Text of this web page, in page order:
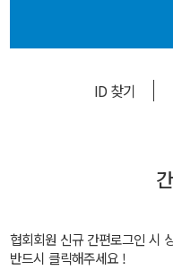
ID 찾기
협회회원 신규 간편로그인 시
반드시 클릭해주세요 !